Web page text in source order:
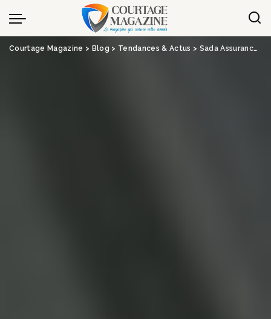
Panneau de gestion des cookies
Courtage Magazine > Blog > Tendances & Actus > Sada Assurances poursuit sa croissance en 2023 en contenant sa solvabilité